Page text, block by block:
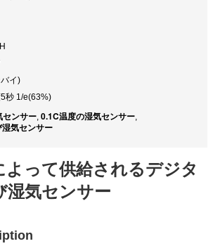
イ)
秒 1/e(63%)
ンサー, 0.1C温度の湿気センサー,
気センサー
よって供給されるデジタ
湿気センサー